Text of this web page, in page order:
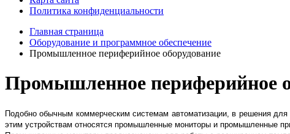
Политика конфиденциальности
Главная страница
Оборудование и программное обеспечение
Промышленное периферийное оборудование
Промышленное периферийное
Подобно обычным коммерческим системам автоматизации, в решения для
этим устройствам относятся промышленные мониторы и промышленные